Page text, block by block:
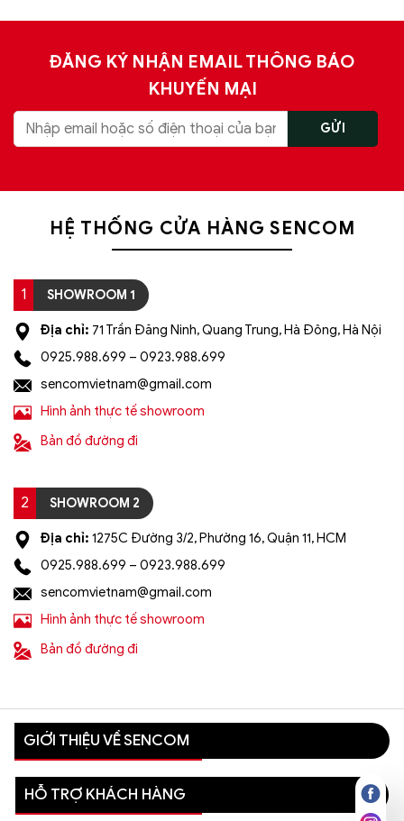
ĐĂNG KÝ NHẬN EMAIL THÔNG BÁO
KHUYẾN MẠI
HỆ THỐNG CỬA HÀNG SENCOM
1 SHOWROOM 1
Địa chỉ: 71 Trần Đăng Ninh, Quang Trung, Hà Đông, Hà Nội
0925.988.699 – 0923.988.699
sencomvietnam@gmail.com
Hình ảnh thực tế showroom
Bản đồ đường đi
2 SHOWROOM 2
Địa chỉ: 1275C Đường 3/2, Phường 16, Quận 11, HCM
0925.988.699 – 0923.988.699
sencomvietnam@gmail.com
Hình ảnh thực tế showroom
Bản đồ đường đi
GIỚI THIỆU VỀ SENCOM
HỖ TRỢ KHÁCH HÀNG